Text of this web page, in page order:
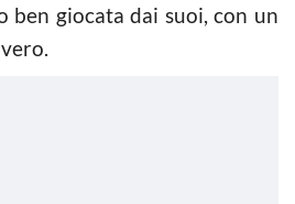
ben giocata dai suoi, con un